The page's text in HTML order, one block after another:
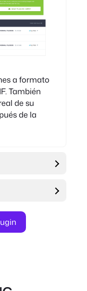
a formato
También
de su
de la